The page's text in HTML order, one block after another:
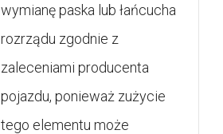
wymianę paska lub łańcucha
rozrządu zgodnie z
zaleceniami producenta
pojazdu, ponieważ zużycie
tego elementu może